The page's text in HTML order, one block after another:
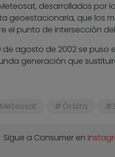
desarrollados por
geoestacionaria, que los
el punto de intersección
de agosto de 2002 se
generación que
Meteosat Órbita
Sigue a Consumer en